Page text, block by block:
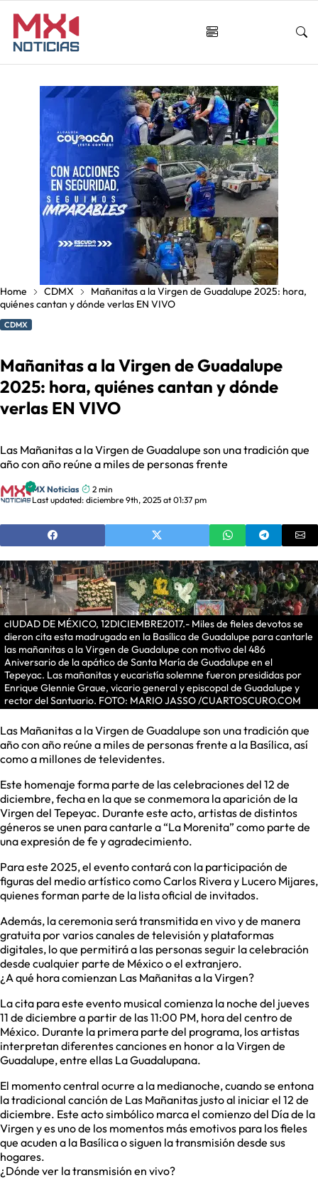
Home CDMX
Mañanitas a la Virgen de Guadalupe 2025: hora,
quiénes cantan y dónde verlas EN VIVO
CDMX
Mañanitas a la Virgen de Guadalupe
2025: hora, quiénes cantan y dónde
verlas EN VIVO
Las Mañanitas a la Virgen de Guadalupe son una tradición que
año con año reúne a miles de personas frente
MX Noticias
2 min
Last updated: diciembre 9th, 2025 at 01:37 pm
cIUDAD DE MÉXICO, 12DICIEMBRE2017.- Miles de fieles devotos se
dieron cita esta madrugada en la Basílica de Guadalupe para cantarle
las mañanitas a la Virgen de Guadalupe con motivo del 486
Aniversario de la apático de Santa María de Guadalupe en el
Tepeyac. Las mañanitas y eucaristía solemne fueron presididas por
Enrique Glennie Graue, vicario general y episcopal de Guadalupe y
rector del Santuario. FOTO: MARIO JASSO /CUARTOSCURO.COM
Las Mañanitas a la Virgen de Guadalupe son una tradición que
año con año reúne a miles de personas frente a la Basílica, así
como a millones de televidentes.
Este homenaje forma parte de las celebraciones del 12 de
diciembre, fecha en la que se conmemora la aparición de la
Virgen del Tepeyac. Durante este acto, artistas de distintos
géneros se unen para cantarle a “La Morenita” como parte de
una expresión de fe y agradecimiento.
Para este 2025, el evento contará con la participación de
figuras del medio artístico como Carlos Rivera y Lucero Mijares,
quienes forman parte de la lista oficial de invitados.
Además, la ceremonia será transmitida en vivo y de manera
gratuita por varios canales de televisión y plataformas
digitales, lo que permitirá a las personas seguir la celebración
desde cualquier parte de México o el extranjero.
¿A qué hora comienzan Las Mañanitas a la Virgen?
La cita para este evento musical comienza la noche del jueves
11 de diciembre a partir de las 11:00 PM, hora del centro de
México. Durante la primera parte del programa, los artistas
interpretan diferentes canciones en honor a la Virgen de
Guadalupe, entre ellas La Guadalupana.
El momento central ocurre a la medianoche, cuando se entona
la tradicional canción de Las Mañanitas justo al iniciar el 12 de
diciembre. Este acto simbólico marca el comienzo del Día de la
Virgen y es uno de los momentos más emotivos para los fieles
que acuden a la Basílica o siguen la transmisión desde sus
hogares.
¿Dónde ver la transmisión en vivo?